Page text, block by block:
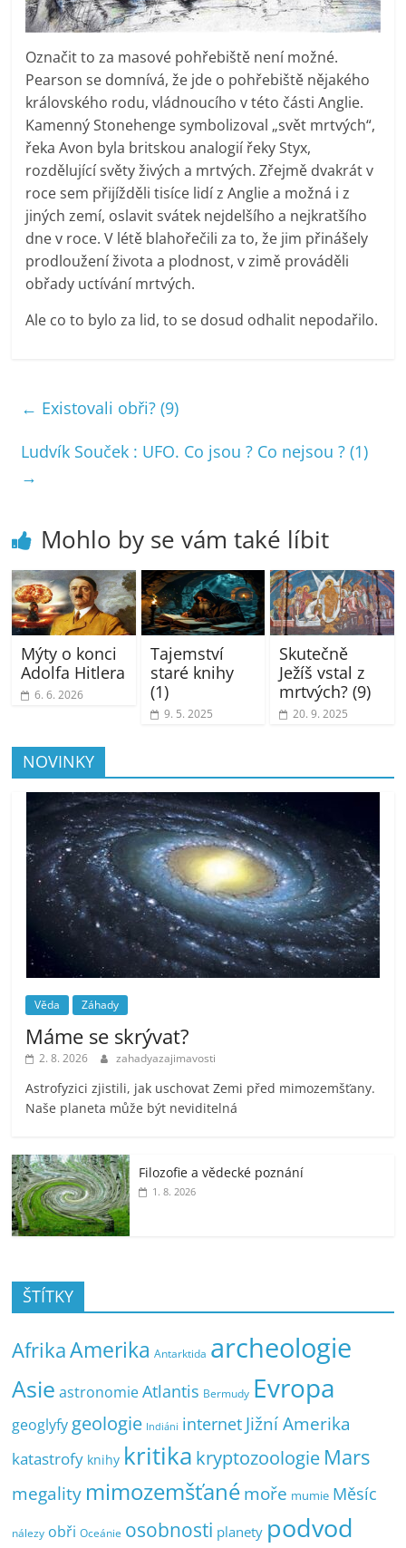
Označit to za masové pohřebiště není možné.
Pearson se domnívá, že jde o pohřebiště nějakého
královského rodu, vládnoucího v této části Anglie.
Kamenný Stonehenge symbolizoval „svět mrtvých“,
řeka Avon byla britskou analogií řeky Styx,
rozdělující světy živých a mrtvých. Zřejmě dvakrát v
roce sem přijížděli tisíce lidí z Anglie a možná i z
jiných zemí, oslavit svátek nejdelšího a nejkratšího
dne v roce. V létě blahořečili za to, že jim přinášely
prodloužení života a plodnost, v zimě prováděli
obřady uctívání mrtvých.
Ale co to bylo za lid, to se dosud odhalit nepodařilo.
← Existovali obři? (9)
Ludvík Souček : UFO. Co jsou ? Co nejsou ? (1)
→
Mohlo by se vám také líbit
Mýty o konci
Adolfa Hitlera
6. 6. 2026
Tajemství
staré knihy
(1)
9. 5. 2025
Skutečně
Ježíš vstal z
mrtvých? (9)
20. 9. 2025
NOVINKY
Věda Záhady
Máme se skrývat?
2. 8. 2026 zahadyazajimavosti
Astrofyzici zjistili, jak uschovat Zemi před mimozemšťany.
Naše planeta může být neviditelná
Filozofie a vědecké poznání
1. 8. 2026
ŠTÍTKY
AfrikaAmerika Antarktida archeologie
Asie astronomie Atlantis Bermudy Evropa
geoglyfy geologie Indiáni internet Jižní Amerika
katastrofy knihy kritika kryptozoologie Mars
megality mimozemšťanémoře mumie Měsíc
nálezy obři Oceánie osobnosti planety podvod